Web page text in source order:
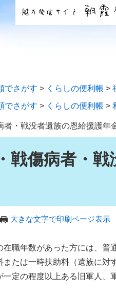
でさがす > くらしの便利帳 >
でさがす > くらしの便利帳 >
者・戦没者遺族の恩給援護年
戦傷病者・
大きな文字で印刷ページ表示
職年数があった方には、普
たは一時扶助料（遺族に対
定の程度以上ある旧軍人、